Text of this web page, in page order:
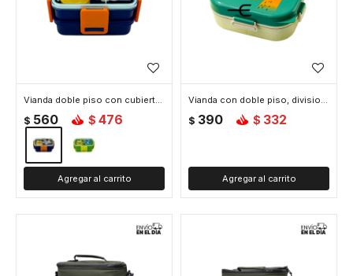
Vianda doble piso con cubiertos, division y tapa - Azul
$ 560 $ 476
Vianda con doble piso, division y condimentero - Verde
$ 390 $ 332